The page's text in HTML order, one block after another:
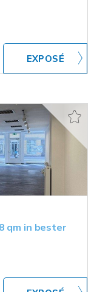
qm in bester